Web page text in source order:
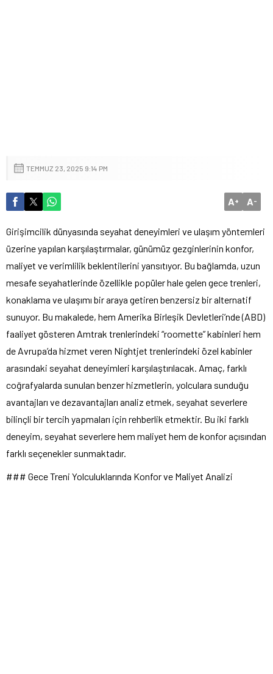
TEMMUZ 23, 2025 9:14 PM
A+ A-
Girişimcilik dünyasında seyahat deneyimleri ve ulaşım yöntemleri
üzerine yapılan karşılaştırmalar, günümüz gezginlerinin konfor,
maliyet ve verimlilik beklentilerini yansıtıyor. Bu bağlamda, uzun
mesafe seyahatlerinde özellikle popüler hale gelen gece trenleri,
konaklama ve ulaşımı bir araya getiren benzersiz bir alternatif
sunuyor. Bu makalede, hem Amerika Birleşik Devletleri’nde (ABD)
faaliyet gösteren Amtrak trenlerindeki “roomette” kabinleri hem
de Avrupa’da hizmet veren Nightjet trenlerindeki özel kabinler
arasındaki seyahat deneyimleri karşılaştırılacak. Amaç, farklı
coğrafyalarda sunulan benzer hizmetlerin, yolculara sunduğu
avantajları ve dezavantajları analiz etmek, seyahat severlere
bilinçli bir tercih yapmaları için rehberlik etmektir. Bu iki farklı
deneyim, seyahat severlere hem maliyet hem de konfor açısından
farklı seçenekler sunmaktadır.
### Gece Treni Yolculuklarında Konfor ve Maliyet Analizi